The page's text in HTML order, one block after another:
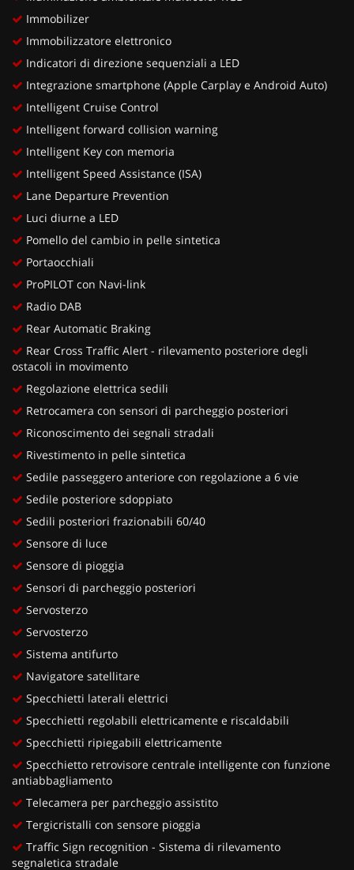
Immobilizer
Immobilizzatore elettronico
Indicatori di direzione sequenziali a LED
Integrazione smartphone (Apple Carplay e Android Auto)
Intelligent Cruise Control
Intelligent forward collision warning
Intelligent Key con memoria
Intelligent Speed Assistance (ISA)
Lane Departure Prevention
Luci diurne a LED
Pomello del cambio in pelle sintetica
Portaocchiali
ProPILOT con Navi-link
Radio DAB
Rear Automatic Braking
Rear Cross Traffic Alert - rilevamento posteriore degli
ostacoli in movimento
Regolazione elettrica sedili
Retrocamera con sensori di parcheggio posteriori
Riconoscimento dei segnali stradali
Rivestimento in pelle sintetica
Sedile passeggero anteriore con regolazione a 6 vie
Sedile posteriore sdoppiato
Sedili posteriori frazionabili 60/40
Sensore di luce
Sensore di pioggia
Sensori di parcheggio posteriori
Servosterzo
Servosterzo
Sistema antifurto
Navigatore satellitare
Specchietti laterali elettrici
Specchietti regolabili elettricamente e riscaldabili
Specchietti ripiegabili elettricamente
Specchietto retrovisore centrale intelligente con funzione
antiabbagliamento
Telecamera per parcheggio assistito
Tergicristalli con sensore pioggia
Traffic Sign recognition - Sistema di rilevamento
segnaletica stradale